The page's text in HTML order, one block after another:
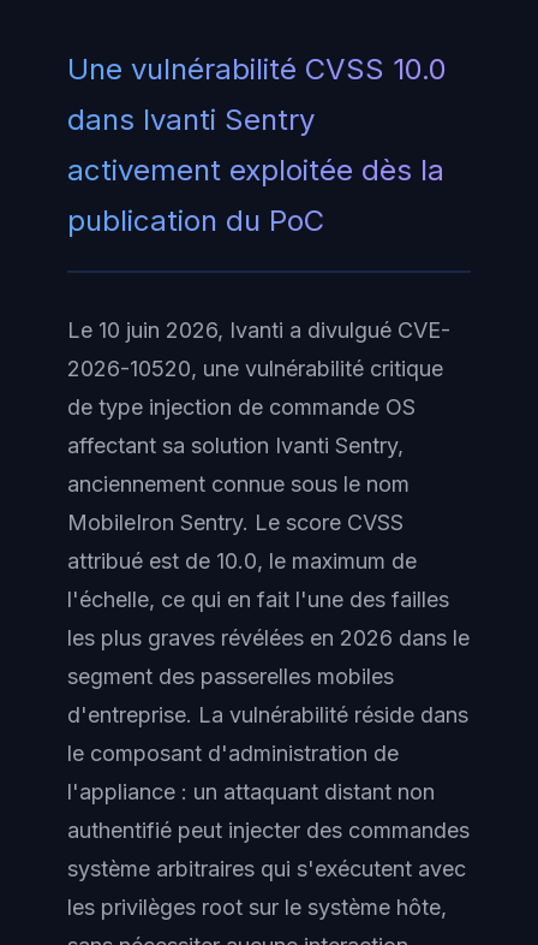
Une vulnérabilité CVSS 10.0
dans Ivanti Sentry
activement exploitée dès la
publication du PoC
Le 10 juin 2026, Ivanti a divulgué CVE-
2026-10520, une vulnérabilité critique
de type injection de commande OS
affectant sa solution Ivanti Sentry,
anciennement connue sous le nom
MobileIron Sentry. Le score CVSS
attribué est de 10.0, le maximum de
l'échelle, ce qui en fait l'une des failles
les plus graves révélées en 2026 dans le
segment des passerelles mobiles
d'entreprise. La vulnérabilité réside dans
le composant d'administration de
l'appliance : un attaquant distant non
authentifié peut injecter des commandes
système arbitraires qui s'exécutent avec
les privilèges root sur le système hôte,